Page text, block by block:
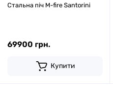
Стальна піч M-fire Santorini
69900 грн.
Купити